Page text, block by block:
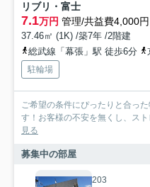
リブリ・富士
7.1万円 管理/共益費4,000円
37.46㎡ (1K) /築7年 /2階建
総武線「幕張」駅 徒歩6分
駐輪場
ご希望の条件にぴったりと合っ
す！お客様の不安を無くし、ス
見る
募集中の部屋
203